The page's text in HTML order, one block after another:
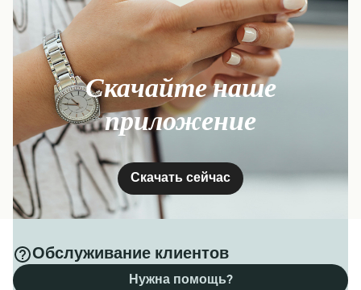
Скачайте наше
приложение
Скачать сейчас
Обслуживание клиентов
Нужна помощь?